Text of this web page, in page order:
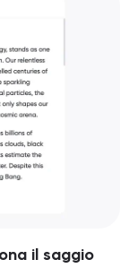
il saggio